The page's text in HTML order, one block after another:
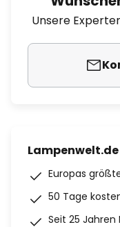
Unsere
Lampenwelt.de
Europas
50 Tage
Seit 25 Jahren